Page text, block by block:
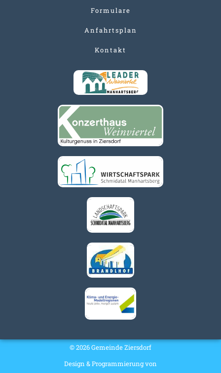
Formulare
Anfahrtsplan
Kontakt
© 2026 Gemeinde Ziersdorf
Design & Programmierung von